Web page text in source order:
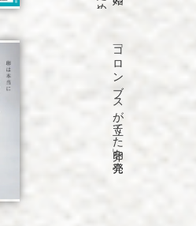
「コロンブスが立てた卵」を発売